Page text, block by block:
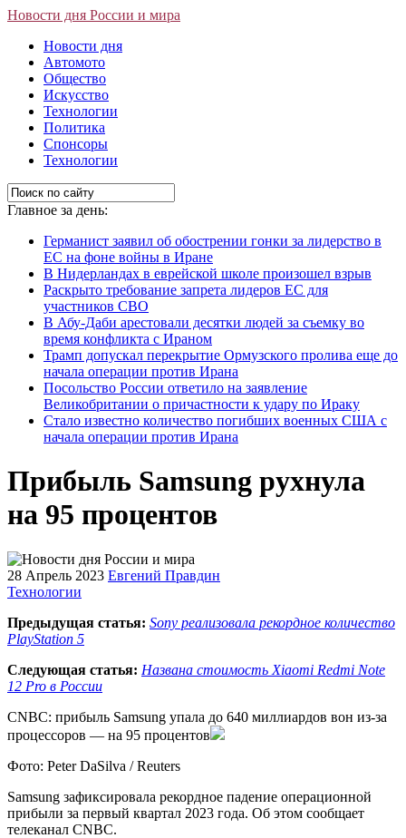
Новости дня России и мира
Новости дня
Автомото
Общество
Искусство
Технологии
Политика
Спонсоры
Технологии
Главное за день:
Германист заявил об обострении гонки за лидерство в
ЕС на фоне войны в Иране
В Нидерландах в еврейской школе произошел взрыв
Раскрыто требование запрета лидеров ЕС для
участников СВО
В Абу-Даби арестовали десятки людей за съемку во
время конфликта с Ираном
Трамп допускал перекрытие Ормузского пролива еще до
начала операции против Ирана
Посольство России ответило на заявление
Великобритании о причастности к удару по Ираку
Стало известно количество погибших военных США с
начала операции против Ирана
Прибыль Samsung рухнула
на 95 процентов
28 Апрель 2023 Евгений Правдин
Технологии
Предыдущая статья: Sony реализовала рекордное количество
PlayStation 5
Следующая статья: Названа стоимость Xiaomi Redmi Note
12 Pro в России
CNBC: прибыль Samsung упала до 640 миллиардов вон из-за
процессоров — на 95 процентов
Фото: Peter DaSilva / Reuters
Samsung зафиксировала рекордное падение операционной
прибыли за первый квартал 2023 года. Об этом сообщает
телеканал CNBC.